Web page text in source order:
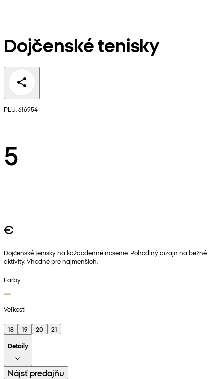
Dojčenské tenisky
PLU: 616954
5
€
Dojčenské tenisky na každodenné nosenie. Pohodlný dizajn na bežné
aktivity. Vhodné pre najmenších.
Farby
Veľkosti
18 19 20
21
Detaily
Nájsť predajňu